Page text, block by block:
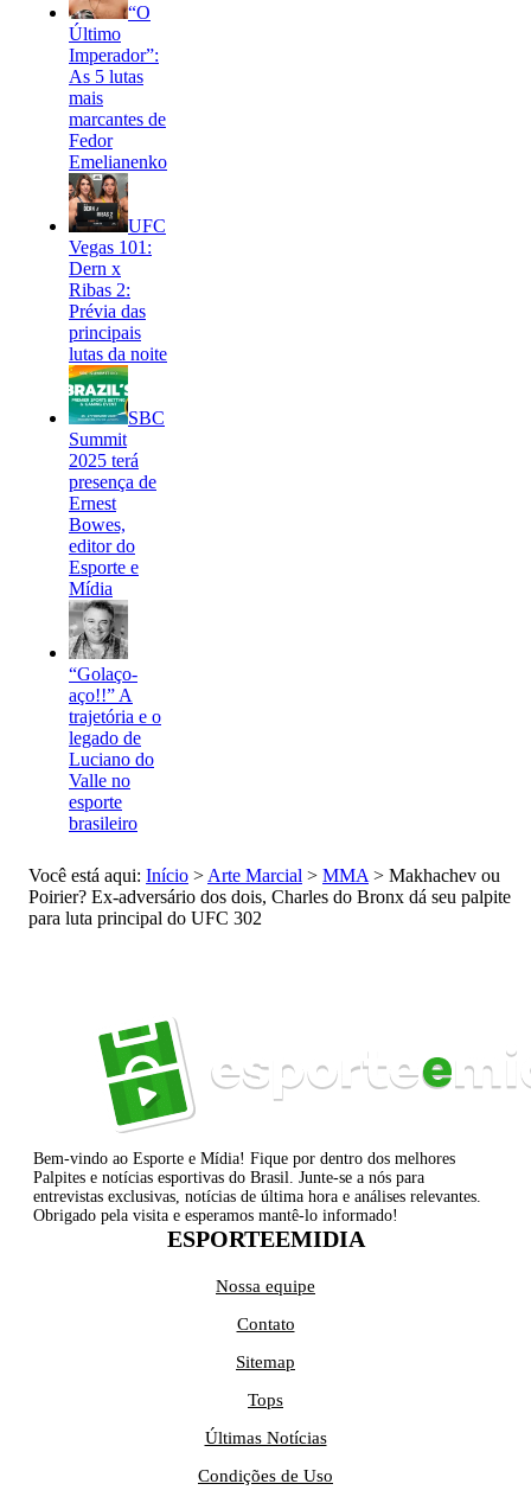
“O
Último
Imperador”:
As 5 lutas
mais
marcantes de
Fedor
Emelianenko
UFC
Vegas 101:
Dern x
Ribas 2:
Prévia das
principais
lutas da noite
SBC
Summit
2025 terá
presença de
Ernest
Bowes,
editor do
Esporte e
Mídia
“Golaço-
aço!!” A
trajetória e o
legado de
Luciano do
Valle no
esporte
brasileiro
Você está aqui: Início > Arte Marcial > MMA > Makhachev ou
Poirier? Ex-adversário dos dois, Charles do Bronx dá seu palpite
para luta principal do UFC 302
Bem-vindo ao Esporte e Mídia! Fique por dentro dos melhores
Palpites e notícias esportivas do Brasil. Junte-se a nós para
entrevistas exclusivas, notícias de última hora e análises relevantes.
Obrigado pela visita e esperamos mantê-lo informado!
ESPORTEEMIDIA
Nossa equipe
Contato
Sitemap
Tops
Últimas Notícias
Condições de Uso